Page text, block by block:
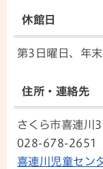
休館日
第3日曜日、年
住所・連絡先
さくら市喜連川
028-678-2651
喜連川児童セン